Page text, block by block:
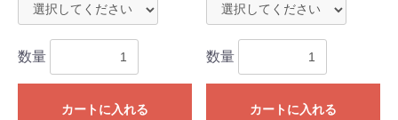
数量
カートに入れる
数量
カートに入れる